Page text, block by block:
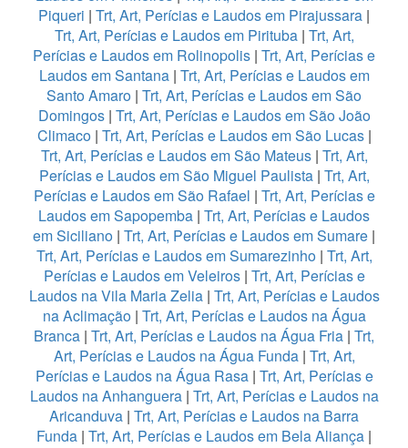
Piqueri | Trt, Art, Perícias e Laudos em Pirajussara |
Trt, Art, Perícias e Laudos em Pirituba| Trt, Art,
Perícias e Laudos em Rolinopolis | Trt, Art, Perícias e
Laudos em Santana| Trt, Art, Perícias e Laudos em
Santo Amaro | Trt, Art, Perícias e Laudos em São
Domingos| Trt, Art, Perícias e Laudos em São João
Climaco| Trt, Art, Perícias e Laudos em São Lucas|
Trt, Art, Perícias e Laudos em São Mateus | Trt, Art,
Perícias e Laudos em São Miguel Paulista| Trt, Art,
Perícias e Laudos em São Rafael | Trt, Art, Perícias e
Laudos em Sapopemba | Trt, Art, Perícias e Laudos
em Siciliano | Trt, Art, Perícias e Laudos em Sumare |
Trt, Art, Perícias e Laudos em Sumarezinho| Trt, Art,
Perícias e Laudos em Veleiros| Trt, Art, Perícias e
Laudos na Vila Maria Zelia| Trt, Art, Perícias e Laudos
na Aclimação| Trt, Art, Perícias e Laudos na Água
Branca | Trt, Art, Perícias e Laudos na Água Fria | Trt,
Art, Perícias e Laudos na Água Funda| Trt, Art,
Perícias e Laudos na Água Rasa | Trt, Art, Perícias e
Laudos na Anhanguera| Trt, Art, Perícias e Laudos na
Aricanduva | Trt, Art, Perícias e Laudos na Barra
Funda | Trt, Art, Perícias e Laudos em Bela Aliança |